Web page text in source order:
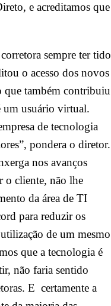
e acreditamos que
sempre ter tido
o acesso dos novos
que também contribuiu
um usuário virtual.
de tecnologia
pondera o diretor.
nos avanços
o cliente, não lhe
da área de TI
para reduzir os
de um mesmo
que a tecnologia é
não faria sentido
E certamente a